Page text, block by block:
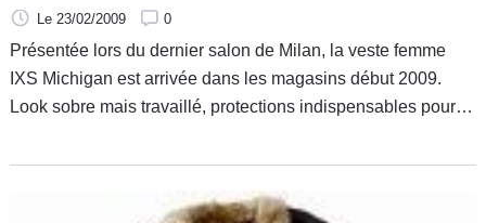
Le 23/02/2009 0
Présentée lors du dernier salon de Milan, la veste femme
IXS Michigan est arrivée dans les magasins début 2009.
Look sobre mais travaillé, protections indispensables pour la
la veste IXS Michigan est autant à l'aise en ville, au travail